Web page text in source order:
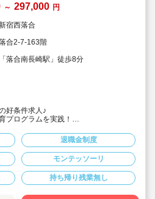
～ 297,000 円
宿西落合
合2-7-163階
落合南長崎駅」徒歩8分
好条件求人♪
プログラムを実践！
園児たちの可能性を広げている他、先
とに新しいプログラムを実施すること
意なこと」「好きなこと」を活かすチ
！
保育環境による働きかけ中心の「見守
んでいます。
ッフなどへキャリアアップも可能で
退職金制度
モンテッソーリ
持ち帰り残業無し